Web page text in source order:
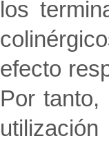
los
efecto
Por